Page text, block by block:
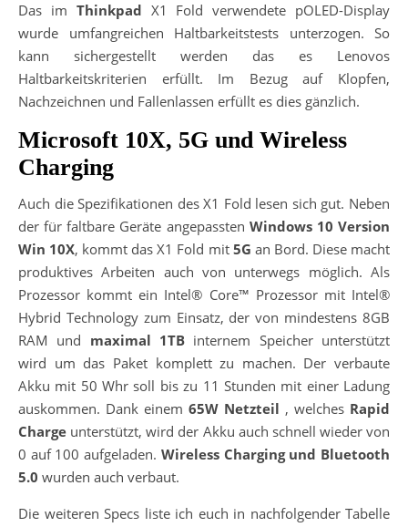
Das im Thinkpad X1 Fold verwendete pOLED-Display
wurde umfangreichen Haltbarkeitstests unterzogen. So
kann sichergestellt werden das es Lenovos
Haltbarkeitskriterien erfüllt. Im Bezug auf Klopfen,
Nachzeichnen und Fallenlassen erfüllt es dies gänzlich.
Microsoft 10X, 5G und Wireless
Charging
Auch die Spezifikationen des X1 Fold lesen sich gut. Neben
der für faltbare Geräte angepassten Windows 10 Version
Win 10X, kommt das X1 Fold mit 5G an Bord. Diese macht
produktives Arbeiten auch von unterwegs möglich. Als
Prozessor kommt ein Intel® Core™ Prozessor mit Intel®
Hybrid Technology zum Einsatz, der von mindestens 8GB
RAM und maximal 1TB internem Speicher unterstützt
wird um das Paket komplett zu machen. Der verbaute
Akku mit 50 Whr soll bis zu 11 Stunden mit einer Ladung
auskommen. Dank einem 65W Netzteil , welches Rapid
Charge unterstützt, wird der Akku auch schnell wieder von
0 auf 100 aufgeladen. Wireless Charging und Bluetooth
5.0 wurden auch verbaut.
Die weiteren Specs liste ich euch in nachfolgender Tabelle